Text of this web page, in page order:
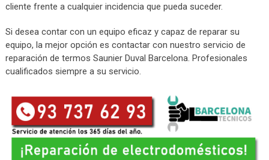
cliente frente a cualquier incidencia que pueda suceder.
Si desea contar con un equipo eficaz y capaz de reparar su
equipo, la mejor opción es contactar con nuestro servicio de
reparación de termos Saunier Duval Barcelona. Profesionales
cualificados siempre a su servicio.